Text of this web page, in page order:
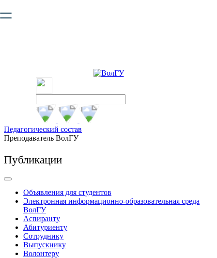
безопасную работу с сайтом. Пожалуйста
Педагогический состав
Преподаватель ВолГУ
Публикации
Объявления для студентов
Электронная информационно-образовательная среда
ВолГУ
Аспиранту
Абитуриенту
Сотруднику
Выпускнику
Волонтеру